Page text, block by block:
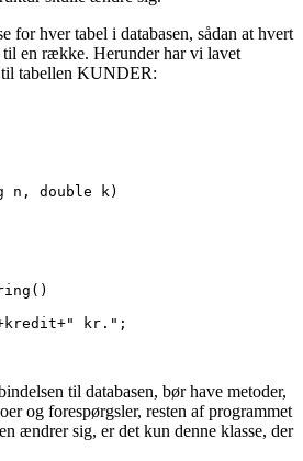
for hver tabel i databasen, sådan at hvert
en række. Herunder har vi lavet
til tabellen KUNDER:
n, double k)
kr.";
til databasen, bør have metoder,
og forespørgsler, resten af programmet
ændrer sig, er det kun denne klasse, der